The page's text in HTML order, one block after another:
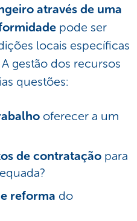
através de uma
pode ser
locais específicas
gestão dos recursos
questões:
oferecer a um
de contrataçãopara
reforma do